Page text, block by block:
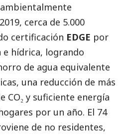
cerca de 5.000
certificación EDGE por
e hídrica, logrando
de agua equivalente
una reducción de más
CO₂ y suficiente energía
por un año. El 74
de no residentes,